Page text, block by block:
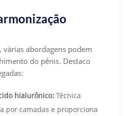
abordagens podem
do pênis. Destaco
hialurônico: Técnica
por camadas e proporciona